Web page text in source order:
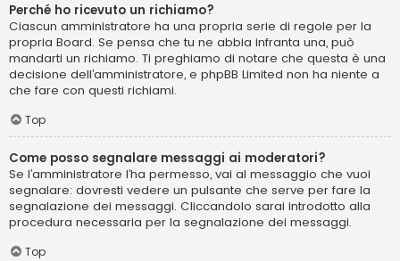
Perché ho ricevuto un richiamo?
Ciascun amministratore ha una propria serie di regole per la
propria Board. Se pensa che tu ne abbia infranta una, può
mandarti un richiamo. Ti preghiamo di notare che questa è una
decisione dell’amministratore, e phpBB Limited non ha niente a
che fare con questi richiami.
Top
Come posso segnalare messaggi ai moderatori?
Se l’amministratore l’ha permesso, vai al messaggio che vuoi
segnalare: dovresti vedere un pulsante che serve per fare la
segnalazione dei messaggi. Cliccandolo sarai introdotto alla
procedura necessaria per la segnalazione dei messaggi.
Top